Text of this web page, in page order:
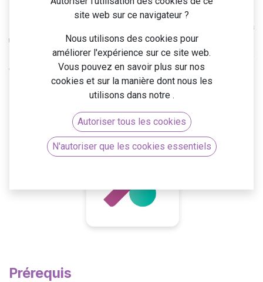
Odoo !
Pendant cette formation intensive, vous apprendrez à
utiliser Odoo pour gérer efficacementles flux comptables
essentiels. Vous explorerez les fonctionnalités avancées
d'Odoo, telles que lesétats comptables, lestableaux de
et lagestion des budgets.
Prérequis
site web sur ce navigateur ?
Nous utilisons des cookies pour
améliorer l'expérience sur ce site web.
Vous pouvez en savoir plus sur nos
cookies et sur la manière dont nous les
utilisons dans notre .
Autoriser tous les cookies
N'autoriser que les cookies essentiels